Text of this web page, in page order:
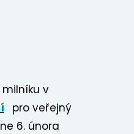
v
pro veřejný
6. února